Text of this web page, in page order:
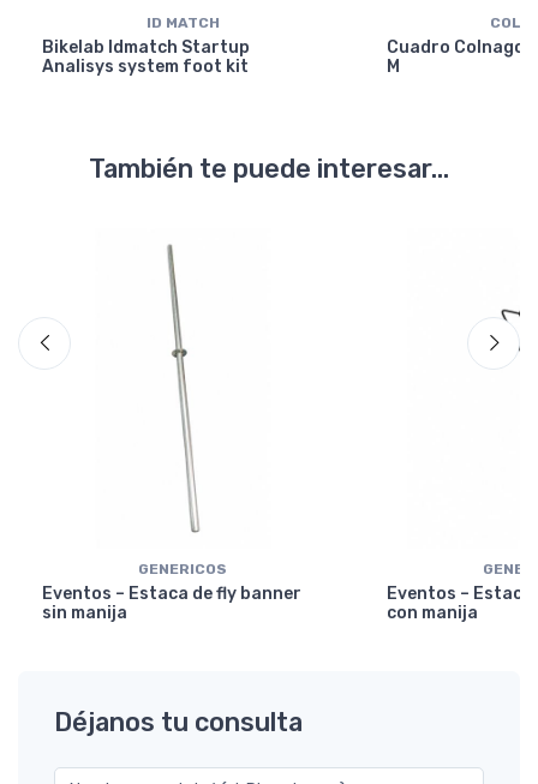
ID MATCH
Bikelab Idmatch Startup
Analisys system foot kit
Cuadro Colnago
M
También te puede interesar...
GENERICOS
Eventos – Estaca de fly banner
sin manija
Eventos –
con manija
Déjanos tu consulta